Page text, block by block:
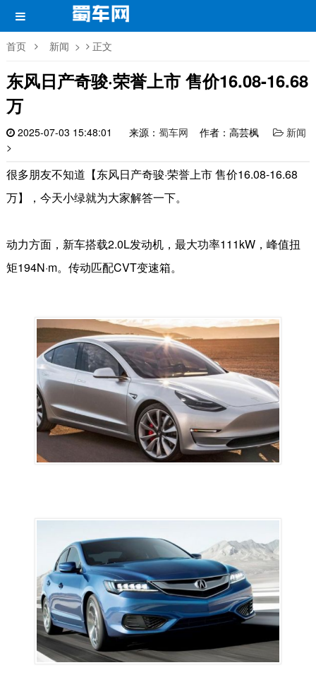
首页 新闻 > 正文
东风日产奇骏·荣誉上市 售价16.08-16.68
万
2025-07-03 15:48:01 来源： 蜀车网 作者：高芸枫
新闻
>
很多朋友不知道【东风日产奇骏·荣誉上市 售价16.08-16.68
万】，今天小绿就为大家解答一下。
动力方面，新车搭载2.0L发动机，最大功率111kW，峰值扭
矩194N·m。传动匹配CVT变速箱。